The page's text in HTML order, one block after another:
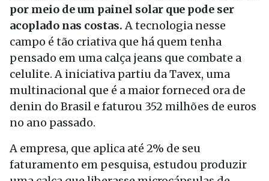
por meio de um painel solar que pode ser
acoplado nas costas. A tecnologia nesse
campo é tão criativa que há quem tenha
pensado em uma calça jeans que combate a
celulite. A iniciativa partiu da Tavex, uma
multinacional que é a maior forneced ora de
denin do Brasil e faturou 352 milhões de euros
no ano passado.
A empresa, que aplica até 2% de seu
faturamento em pesquisa, estudou produzir